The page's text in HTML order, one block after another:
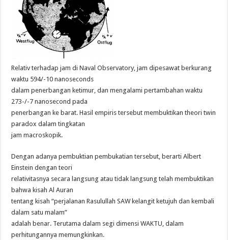
Relativ terhadap jam di Naval Observatory, jam dipesawat berkurang
waktu 594/-10 nanoseconds
dalam penerbangan ketimur, dan mengalami pertambahan waktu
273-/-7 nanosecond pada
penerbangan ke barat. Hasil empiris tersebut membuktikan theori twin
paradox dalam tingkatan
jam macroskopik.
Dengan adanya pembuktian pembukatian tersebut, berarti Albert
Einstein dengan teori
relativitasnya secara langsung atau tidak langsung telah membuktikan
bahwa kisah Al Auran
tentang kisah “perjalanan Rasulullah SAW kelangit ketujuh dan kembali
dalam satu malam”
adalah benar. Terutama dalam segi dimensi WAKTU, dalam
perhitungannya memungkinkan.